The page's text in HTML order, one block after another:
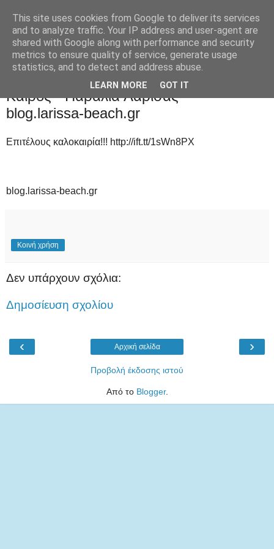
Καιρός - Παράλια Λάρισας -
blog.larissa-beach.gr
Επιτέλους καλοκαιρία!!! http://ift.tt/1sWn8PX
blog.larissa-beach.gr
Κοινή χρήση
Δεν υπάρχουν σχόλια:
Δημοσίευση σχολίου
‹ ›
Αρχική σελίδα
Προβολή έκδοσης ιστού
Από το Blogger.
This site uses cookies from Google to deliver its services
and to analyze traffic. Your IP address and user-agent are
shared with Google along with performance and security
metrics to ensure quality of service, generate usage
statistics, and to detect and address abuse.
LEARN MORE GOT IT